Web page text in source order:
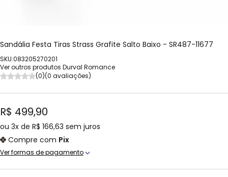
Sandália Festa Tiras Strass Grafite Salto Baixo - SR487-11677
SKU:083205270201
Ver outros produtos Durval Romance
(0)(0 avaliações)
R$ 499,90
ou 3x de R$ 166,63 sem juros
Compre com Pix
Ver formas de pagamento
1x de R$ 499,90 sem juros